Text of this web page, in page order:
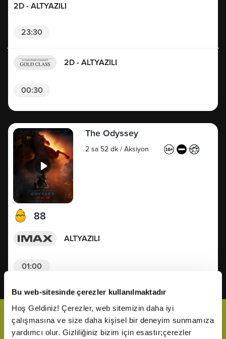
Bu web-sitesinde çerezler kullanılmaktadır
Hoş Geldiniz! Çerezler, web sitemizin daha iyi
çalışmasına ve size daha kişisel bir deneyim sunmamıza
yardımcı olur. Gizliliğiniz bizim için esastır;çerezler
2D - ALTYAZILI
23:30
2D - ALTYAZILI
00:30
The Odyssey
2 sa 52 dk / Aksiyon
88
ALTYAZILI
01:00
Bizi Takip Et